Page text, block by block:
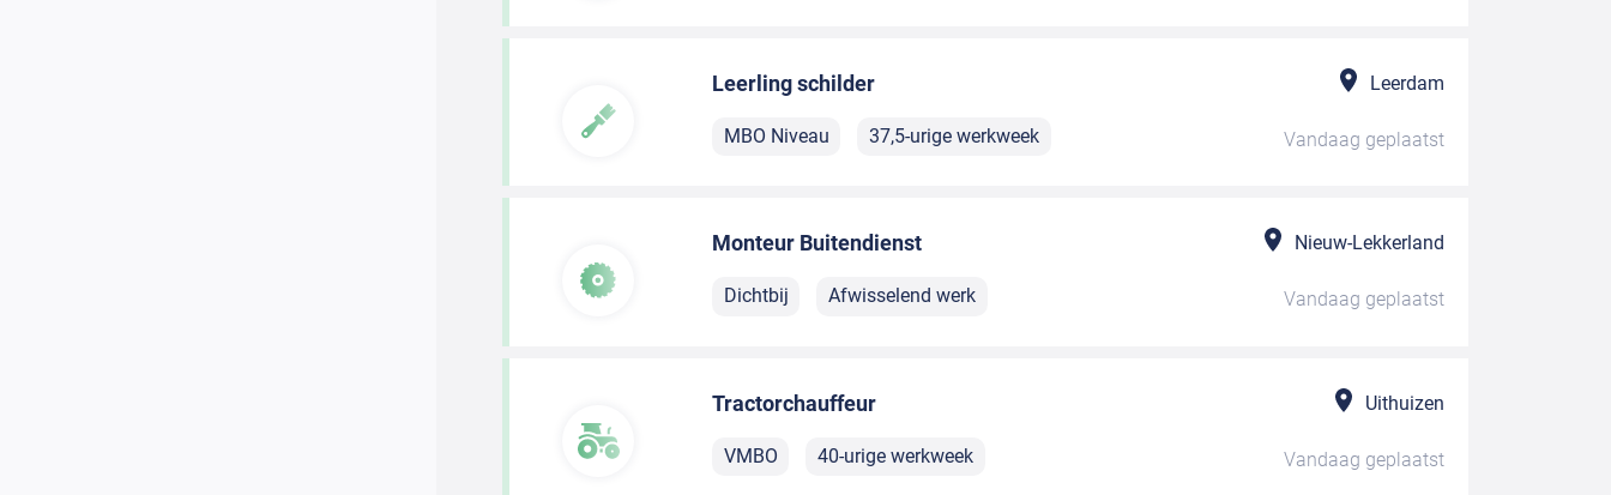
Leerling schilder Leerdam
MBO Niveau 37,5-urige werkweek Vandaag geplaatst
Monteur Buitendienst Nieuw-Lekkerland
Dichtbij Afwisselend werk Vandaag geplaatst
Tractorchauffeur Uithuizen
VMBO 40-urige werkweek Vandaag geplaatst